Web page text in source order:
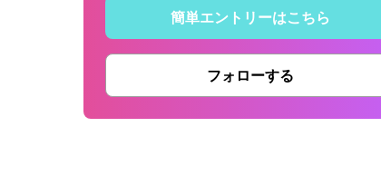
簡単エントリーはこちら
フォローする